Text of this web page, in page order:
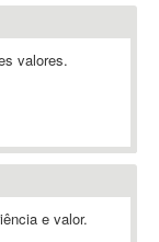
valores.
e valor.